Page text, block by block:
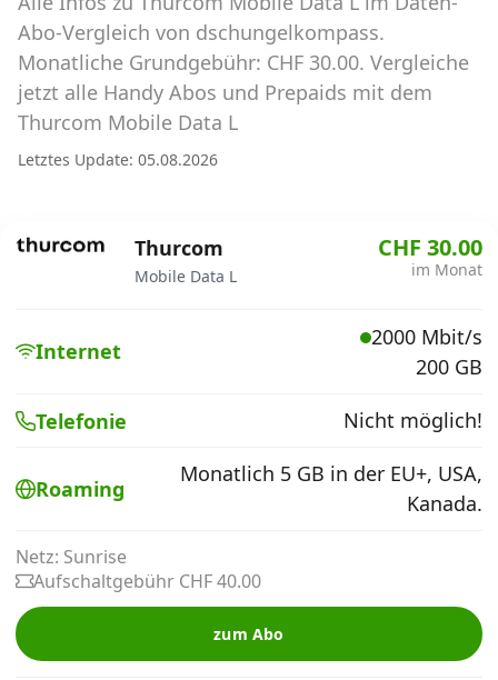
Abos für Tablets, Hotspots und Smart
Watches
Tarifrechner Handy-Abo
Der gute alte Tarifrechner im neuen Design
Alle Anbieter
Mobilfunknetz Schweiz
Handy-Abo kündigen oder
wechseln
Internet, TV, Telefon
Abo-Vergleich von dschungelkompass.
Monatliche Grundgebühr: CHF 30.00. Vergleiche
jetzt alle Handy Abos und Prepaids mit dem
Thurcom Mobile Data L
Letztes Update: 05.08.2026
Thurcom
Mobile Data L
CHF 30.00
im Monat
Internet
2000 Mbit/s
200 GB
Telefonie Nicht möglich!
Roaming
Monatlich 5 GB in der EU+, USA,
Kanada.
Netz: Sunrise
Aufschaltgebühr CHF 40.00
zum Abo